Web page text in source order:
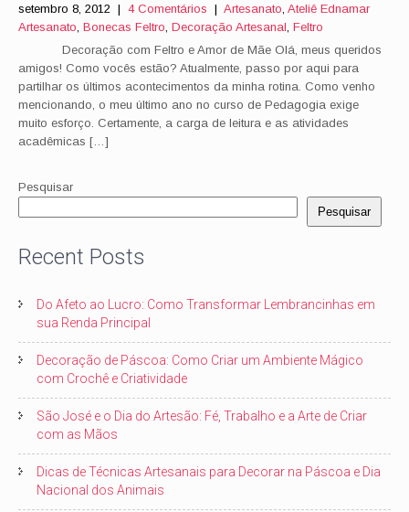
setembro 8, 2012 | 4 Comentários | Artesanato Ateliê Ednamar
Artesanato Bonecas Feltro Decoração Artesanal Feltro
Decoração com Feltro e Amor de Mãe Olá, meus queridos
amigos! Como vocês estão? Atualmente, passo por aqui para
partilhar os últimos acontecimentos da minha rotina. Como venho
mencionando, o meu último ano no curso de Pedagogia exige
muito esforço. Certamente, a carga de leitura e as atividades
acadêmicas […]
Pesquisar
Pesquisar
Recent Posts
Do Afeto ao Lucro: Como Transformar Lembrancinhas em
sua Renda Principal
Decoração de Páscoa: Como Criar um Ambiente Mágico
com Crochê e Criatividade
São José e o Dia do Artesão: Fé, Trabalho e a Arte de Criar
com as Mãos
Dicas de Técnicas Artesanais para Decorar na Páscoa e Dia
Nacional dos Animais